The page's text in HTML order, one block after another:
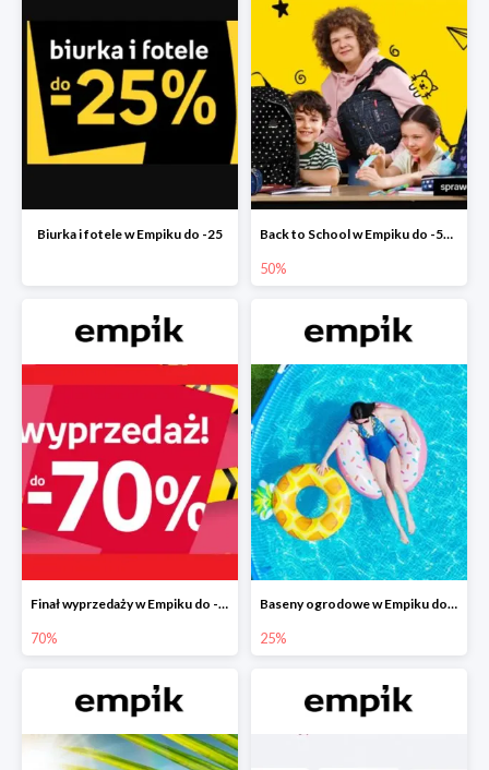
Biurka i fotele w Empiku do -25 Back to School w Empiku do -50%
50%
Finał wyprzedaży w Empiku do -70%
70%
Baseny ogrodowe w Empiku do -25%
25%